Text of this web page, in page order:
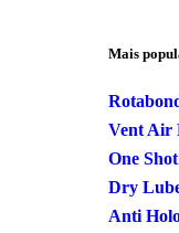
Mais
Vent Air
One
Dry
Anti